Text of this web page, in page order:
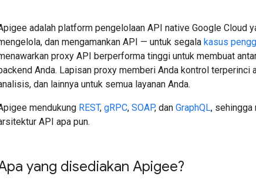
adalah platform pengelolaan API native Google Cloud
dan mengamankan API — untuk segala kasus
proxy API berperforma tinggi untuk membuat
Anda. Lapisan proxy memberi Anda kontrol terperinci
dan lainnya untuk semua layanan Anda.
mendukung REST, gRPC, SOAP, dan GraphQL, sehingga
API apa pun.
yang disediakan Apigee?